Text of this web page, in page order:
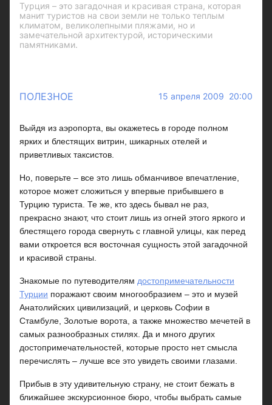
Турция – это загадочная и красивая страна, которая
манит туристов на свои земли не только теплым
климатом, великолепными пляжами, но и
замечательной архитектурой, историческими
памятниками.
ПОЛЕЗНОЕ 15 апреля 2009 20:00
Выйдя из аэропорта, вы окажетесь в городе полном
ярких и блестящих витрин, шикарных отелей и
приветливых таксистов.
Но, поверьте – все это лишь обманчивое впечатление,
которое может сложиться у впервые прибывшего в
Турцию туриста. Те же, кто здесь бывал не раз,
прекрасно знают, что стоит лишь из огней этого яркого и
блестящего города свернуть с главной улицы, как перед
вами откроется вся восточная сущность этой загадочной
и красивой страны.
Знакомые по путеводителям достопримечательности
Турции поражают своим многообразием – это и музей
Анатолийских цивилизаций, и церковь Софии в
Стамбуле, Золотые ворота, а также множество мечетей в
самых разнообразных стилях. Да и много других
достопримечательностей, которые просто нет смысла
перечислять – лучше все это увидеть своими глазами.
Прибыв в эту удивительную страну, не стоит бежать в
ближайшее экскурсионное бюро, чтобы выбрать самые